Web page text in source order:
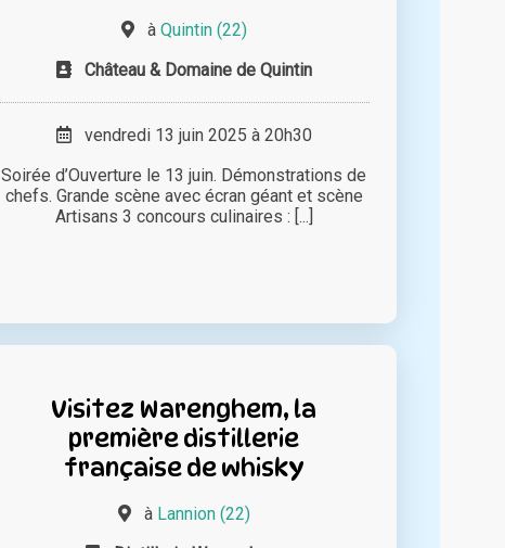
à Quintin (22)
Château & Domaine de Quintin
vendredi 13 juin 2025 à 20h30
Soirée d’Ouverture le 13 juin. Démonstrations de
chefs. Grande scène avec écran géant et scène
Artisans 3 concours culinaires : [...]
Visitez Warenghem, la
première distillerie
française de whisky
à Lannion (22)